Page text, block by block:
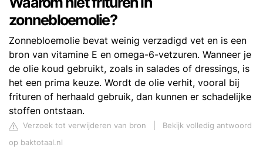
zonnebloemolie?
Zonnebloemolie bevat weinig verzadigd vet en is een
bron van vitamine E en omega-6-vetzuren. Wanneer je
de olie koud gebruikt, zoals in salades of dressings, is
het een prima keuze. Wordt de olie verhit, vooral bij
frituren of herhaald gebruik, dan kunnen er schadelijke
stoffen ontstaan.
Verzoek tot verwijderen van bron
Bekijk volledig antwoord
op baktotaal.nl